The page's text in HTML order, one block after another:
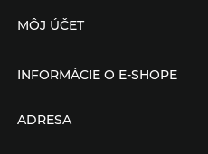
MÔJ ÚČET
INFORMÁCIE O E-SHOPE
ADRESA